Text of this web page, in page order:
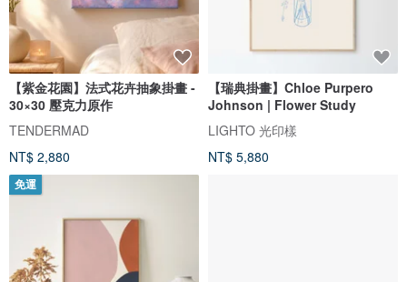
【紫金花園】法式花卉抽象掛畫 -
30×30 壓克力原作
TENDERMAD
NT$ 2,880
【瑞典掛畫】Chloe Purpero
Johnson | Flower Study
LIGHTO 光印樣
NT$ 5,880
免運